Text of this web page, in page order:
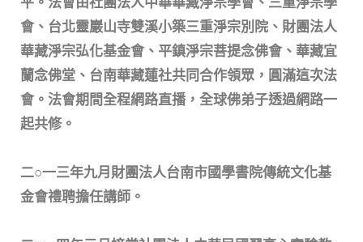
會、台北靈巖山寺雙溪小築三重淨宗別院、財團法人
華藏淨宗弘化基金會、平鎮淨宗菩提念佛會、華藏宜
蘭念佛堂、台南華藏蓮社共同合作領眾，圓滿這次法
會。法會期間全程網路直播，全球佛弟子透過網路一
起共修。
二○一三年九月財團法人台南市國學書院傳統文化基
金會禮聘擔任講師。